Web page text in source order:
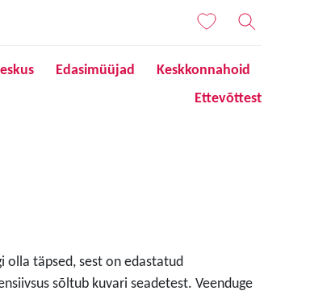
Edasimüüjad
Keskkonnahoid
Ettevõttest
olla täpsed, sest on edastatud
sõltub kuvari seadetest. Veenduge